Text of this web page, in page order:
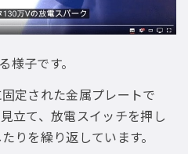
様子です。
定された金属プレートで
立て、放電スイッチを押し
りを繰り返しています。